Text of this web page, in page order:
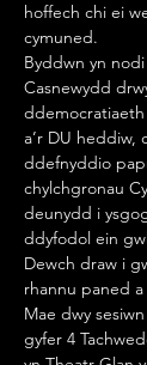
hoffech chi ei
cymuned.
Byddwn yn
Casnewydd
a’r DU heddiw,
ddefnyddio
chylchgronau
deunydd i
ddyfodol ein
Dewch draw i
rhannu paned
Mae dwy
gyfer 4